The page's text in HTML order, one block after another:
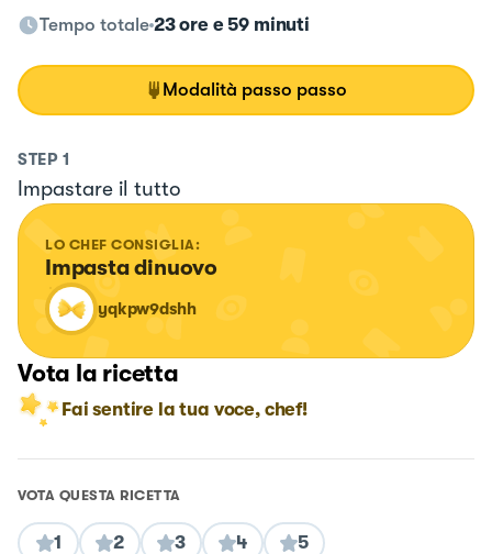
Tempo totale 23 ore e 59 minuti
Modalità passo passo
STEP 1
Impastare il tutto
LO CHEF CONSIGLIA:
Impasta dinuovo
yqkpw9dshh
Vota la ricetta
Fai sentire la tua voce, chef!
VOTA QUESTA RICETTA
1 2 3 4 5